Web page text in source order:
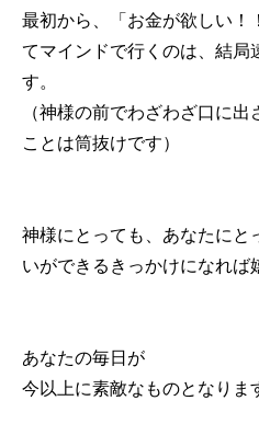
最初から、「お金が欲しい！
てマインドで行くのは、結局
す。
（神様の前でわざわざ口に
ことは筒抜けです）
神様にとっても、あなたにと
いができるきっかけになれば
あなたの毎日が
今以上に素敵なものとなりま